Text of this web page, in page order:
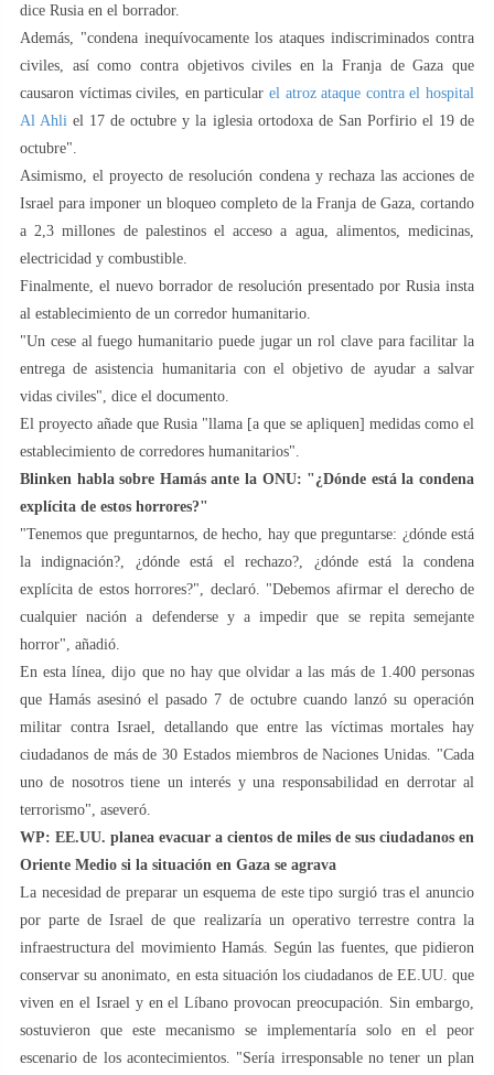
dice Rusia en el borrador.
Además, "condena inequívocamente los ataques indiscriminados contra
civiles, así como contra objetivos civiles en la Franja de Gaza que
causaron víctimas civiles, en particular el atroz ataque contra el hospital
Al Ahli el 17 de octubre y la iglesia ortodoxa de San Porfirio el 19 de
octubre".
Asimismo, el proyecto de resolución condena y rechaza las acciones de
Israel para imponer un bloqueo completo de la Franja de Gaza, cortando
a 2,3 millones de palestinos el acceso a agua, alimentos, medicinas,
electricidad y combustible.
Finalmente, el nuevo borrador de resolución presentado por Rusia insta
al establecimiento de un corredor humanitario.
"Un cese al fuego humanitario puede jugar un rol clave para facilitar la
entrega de asistencia humanitaria con el objetivo de ayudar a salvar
vidas civiles", dice el documento.
El proyecto añade que Rusia "llama [a que se apliquen] medidas como el
establecimiento de corredores humanitarios".
Blinken habla sobre Hamás ante la ONU: "¿Dónde está la condena
explícita de estos horrores?"
"Tenemos que preguntarnos, de hecho, hay que preguntarse: ¿dónde está
la indignación?, ¿dónde está el rechazo?, ¿dónde está la condena
explícita de estos horrores?", declaró. "Debemos afirmar el derecho de
cualquier nación a defenderse y a impedir que se repita semejante
horror", añadió.
En esta línea, dijo que no hay que olvidar a las más de 1.400 personas
que Hamás asesinó el pasado 7 de octubre cuando lanzó su operación
militar contra Israel, detallando que entre las víctimas mortales hay
ciudadanos de más de 30 Estados miembros de Naciones Unidas. "Cada
uno de nosotros tiene un interés y una responsabilidad en derrotar al
terrorismo", aseveró.
WP: EE.UU. planea evacuar a cientos de miles de sus ciudadanos en
Oriente Medio si la situación en Gaza se agrava
La necesidad de preparar un esquema de este tipo surgió tras el anuncio
por parte de Israel de que realizaría un operativo terrestre contra la
infraestructura del movimiento Hamás. Según las fuentes, que pidieron
conservar su anonimato, en esta situación los ciudadanos de EE.UU. que
viven en el Israel y en el Líbano provocan preocupación. Sin embargo,
sostuvieron que este mecanismo se implementaría solo en el peor
escenario de los acontecimientos. "Sería irresponsable no tener un plan